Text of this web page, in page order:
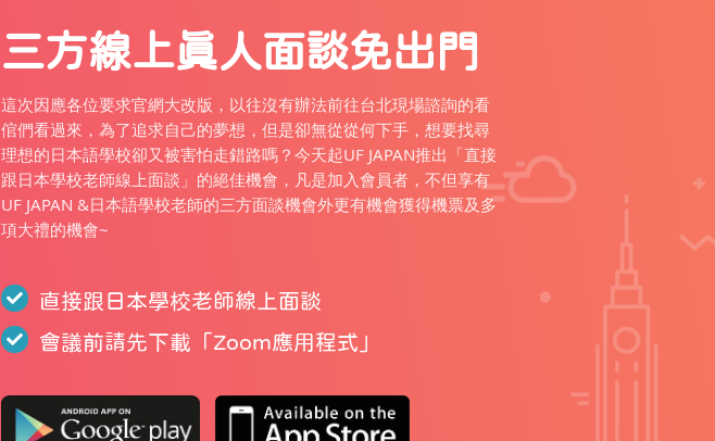
三方線上真人面談免出門
這次因應各位要求官網大改版，以往沒有辦法前往台北現場諮詢的看
倌們看過來，為了追求自己的夢想，但是卻無從從何下手，想要找尋
理想的日本語學校卻又被害怕走錯路嗎？今天起UF JAPAN推出「直接
跟日本學校老師線上面談」的絕佳機會，凡是加入會員者，不但享有
UF JAPAN &日本語學校老師的三方面談機會外更有機會獲得機票及多
項大禮的機會~
直接跟日本學校老師線上面談
會議前請先下載「 Zoom應用程式 」